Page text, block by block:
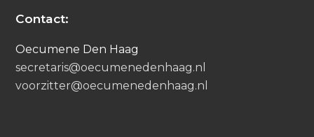
Contact:
Oecumene Den Haag
secretaris@oecumenedenhaag.nl
voorzitter@oecumenedenhaag.nl